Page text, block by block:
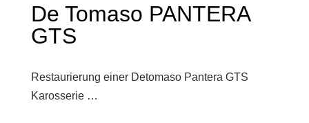
De Tomaso PANTERA
GTS
Restaurierung einer Detomaso Pantera GTS
Karosserie …